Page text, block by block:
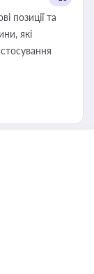
позиції та
які